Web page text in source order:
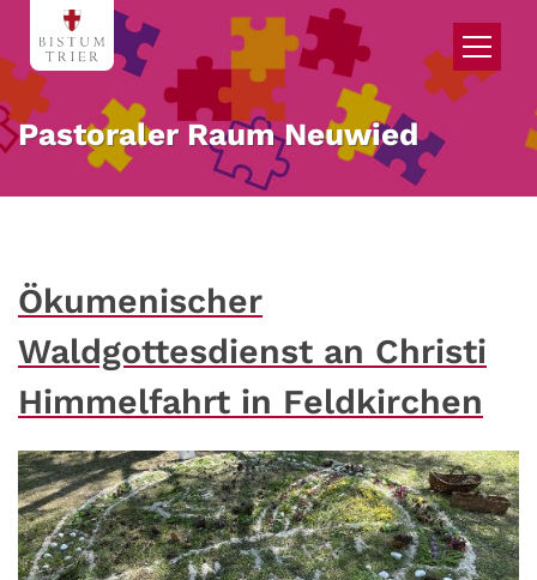
Zum Inhalt springen
Pastoraler Raum Neuwied
Ökumenischer
Waldgottesdienst an Christi
Himmelfahrt in Feldkirchen